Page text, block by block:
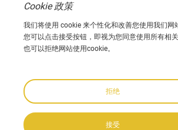
联系我们
中国江苏省无锡市兴阳路9号12号楼
0086 510 8580 8562
sales@nodha.com
Cookie 政策
我们将使用 cookie 来个性化和改善您使用我们网
您可以点击接受按钮，即视为您同意使用所有相关
也可以拒绝网站使用cookie。
拒绝
接受